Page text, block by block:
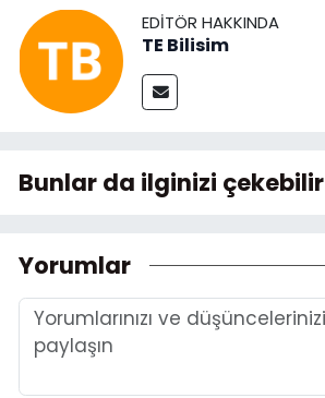
EDITÖR HAKKINDA
TE Bilisim
Bunlar da ilginizi çekebilir
Yorumlar